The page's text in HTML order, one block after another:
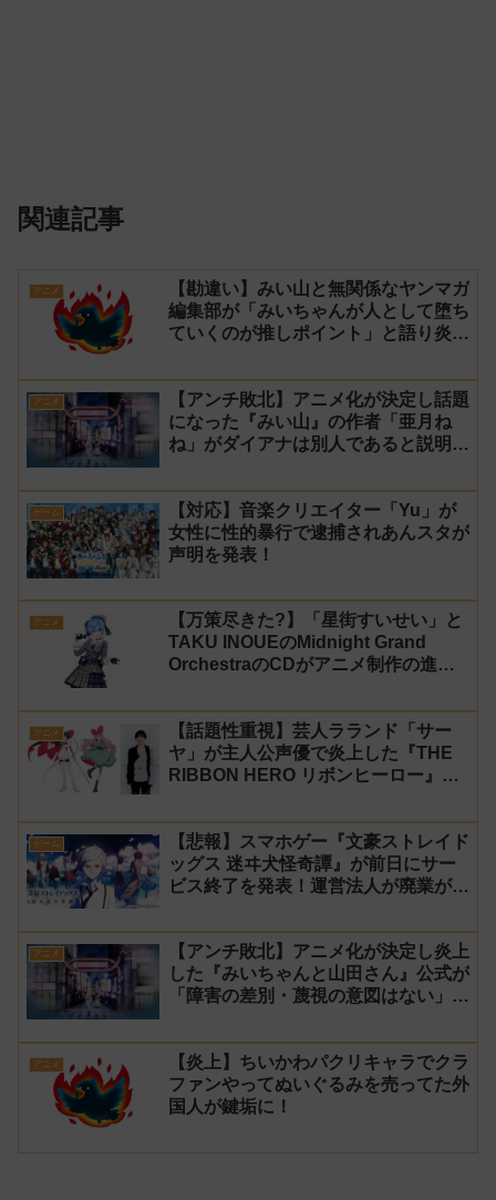
関連記事
アニメ
【勘違い】みい山と無関係なヤンマガ
編集部が「みいちゃんが人として堕ち
ていくのが推しポイント」と語り炎上
ス】
アニメ
【アンチ敗北】アニメ化が決定し話題
になった『みい山』の作者「亜月ね
ね」がダイアナは別人であると説明し
ゲーム
【対応】音楽クリエイター「Yu」が
女性に性的暴行で逮捕されあんスタが
声明を発表！
アニメ
【万策尽きた?】「星街すいせい」と
TAKU INOUEのMidnight Grand
OrchestraのCDがアニメ制作の進行
アニメ
【話題性重視】芸人ラランド「サー
ヤ」が主人公声優で炎上した『THE
RIBBON HERO リボンヒーロー』に
ンルン」「でびでび・でびる」が出
演！
ゲーム
【悲報】スマホゲー『文豪ストレイド
ッグス 迷ヰ犬怪奇譚』が前日にサー
ビス終了を発表！運営法人が廃業が原
アニメ
【アンチ敗北】アニメ化が決定し炎上
した『みいちゃんと山田さん』公式が
「障害の差別・蔑視の意図はない」と
アニメ
【炎上】ちいかわパクリキャラでクラ
ファンやってぬいぐるみを売ってた外
国人が鍵垢に！